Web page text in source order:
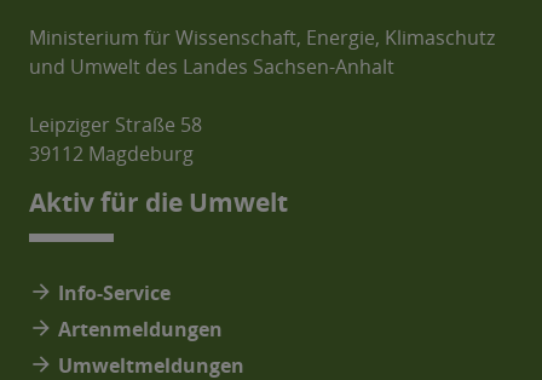
Ministerium für Wissenschaft, Energie, Klimaschutz
und Umwelt des Landes Sachsen-Anhalt
Leipziger Straße 58
39112 Magdeburg
Aktiv für die Umwelt
arrow_forward Info-Service
arrow_forward Artenmeldungen
arrow_forward Umweltmeldungen